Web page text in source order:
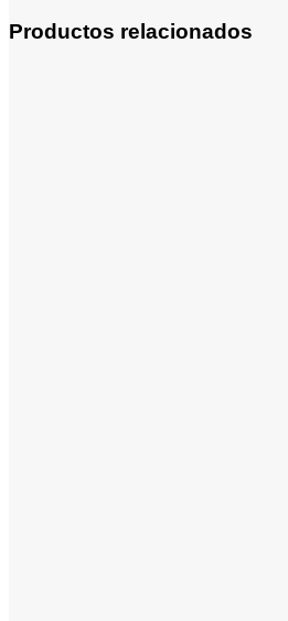
Productos relacionados